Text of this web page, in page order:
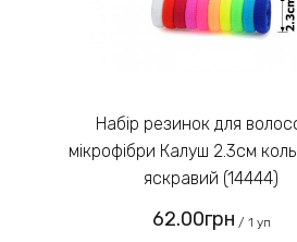
Набір резинок для волосся із
мікрофібри Калуш 2.3см
яскравий (14444)
62.00грн / 1 уп